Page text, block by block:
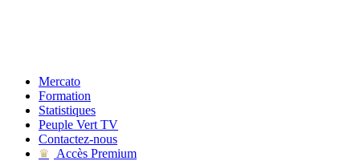
Mercato
Formation
Statistiques
Peuple Vert TV
Contactez-nous
♛
Accès Premium